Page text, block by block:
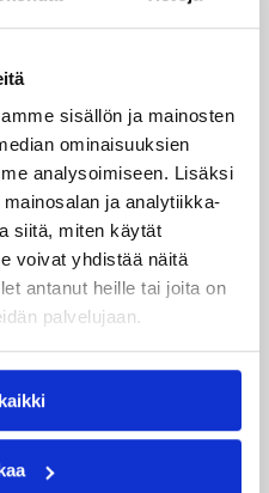
sisällön ja mainosten
ominaisuuksien
analysoimiseen. Lisäksi
ja analytiikka-
siitä, miten käytät
voivat yhdistää näitä
antanut heille tai joita on
palvelujaan.
johtaa peliä jo 20
Kuier pelasi
viisi pistettä